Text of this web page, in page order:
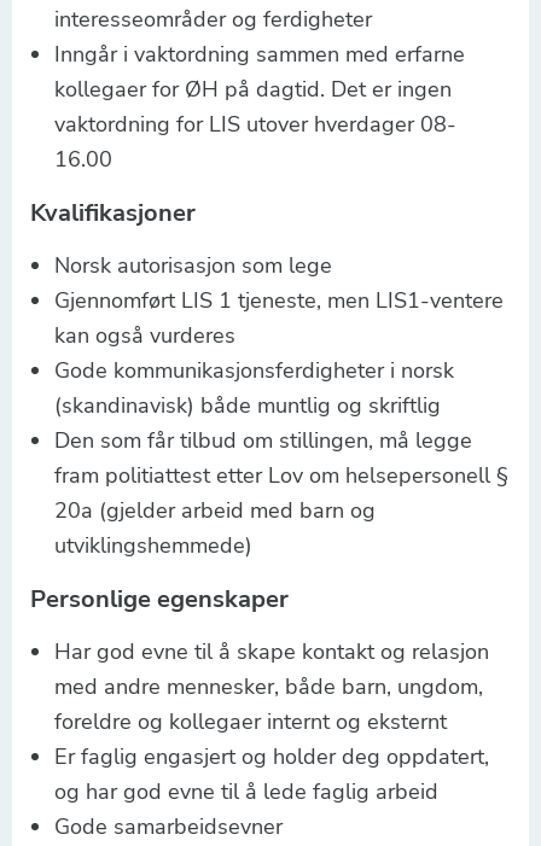
interesseområder og ferdigheter
Inngår i vaktordning sammen med erfarne
kollegaer for ØH på dagtid. Det er ingen
vaktordning for LIS utover hverdager 08-
16.00
Kvalifikasjoner
Norsk autorisasjon som lege
Gjennomført LIS 1 tjeneste, men LIS1-ventere
kan også vurderes
Gode kommunikasjonsferdigheter i norsk
(skandinavisk) både muntlig og skriftlig
Den som får tilbud om stillingen, må legge
fram politiattest etter Lov om helsepersonell §
20a (gjelder arbeid med barn og
utviklingshemmede)
Personlige egenskaper
Har god evne til å skape kontakt og relasjon
med andre mennesker, både barn, ungdom,
foreldre og kollegaer internt og eksternt
Er faglig engasjert og holder deg oppdatert,
og har god evne til å lede faglig arbeid
Gode samarbeidsevner